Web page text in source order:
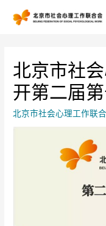
北京市社
开第二届
北京市社会心理工作联